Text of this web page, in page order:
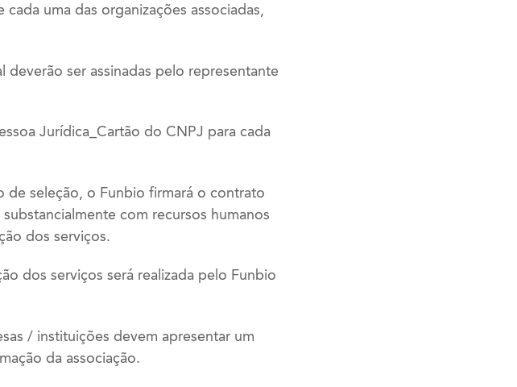
uma das organizações associadas,
ser assinadas pelo representante
Jurídica_Cartão do CNPJ para cada
de seleção, o Funbio firmará o contrato
com recursos humanos
dos serviços.
dos serviços será realizada pelo Funbio
/ instituições devem apresentar um
da associação.